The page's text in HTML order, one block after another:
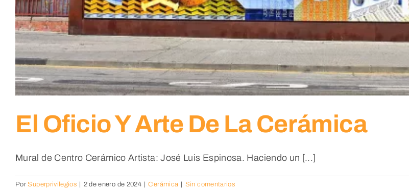
El Oficio Y Arte De La Cerámica
Mural de Centro Cerámico Artista: José Luis Espinosa. Haciendo un [...]
PorSuperprivilegios | 2 de enero de 2024 | Cerámica | Sin comentarios